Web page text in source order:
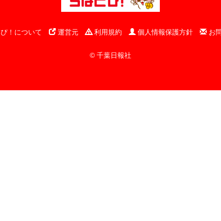
！について 運営元 利用規約 個人情報保護方針 お
© 千葉日報社